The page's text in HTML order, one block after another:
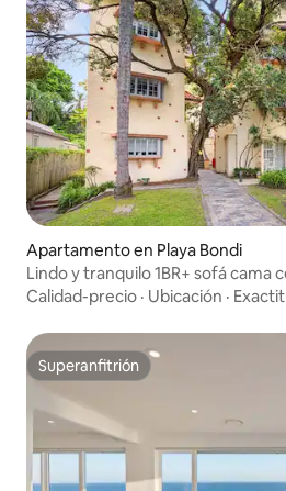
Apartamento en Playa Bondi
Lindo y tranquilo 1BR+ sofá cama
tiendas
Calidad-precio · Ubicación ·
Superanfitrión
Superanfitrión